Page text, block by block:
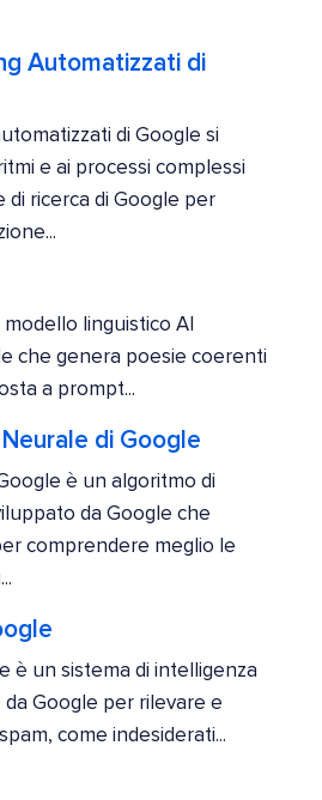
Automatizzati di
di Google si
e ai processi complessi
di ricerca di Google per
linguistico AI
che genera poesie coerenti
a prompt...
di Google
è un algoritmo di
da Google che
comprendere meglio le
è un sistema di intelligenza
Google per rilevare e
come indesiderati...